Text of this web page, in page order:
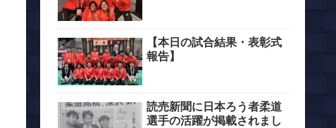
【本日の試合結果・表彰式
報告】
読売新聞に日本ろう者柔道
選手の活躍が掲載されまし